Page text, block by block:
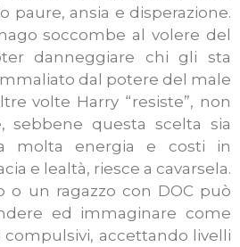
paure, ansia e disperazione.
soccombe al volere del
danneggiare chi gli sta
dal potere del male
volte Harry “resiste”, non
sebbene questa scelta sia
molta energia e costi in
e lealtà, riesce a cavarsela.
o un ragazzo con DOC può
ed immaginare come
compulsivi, accettando livelli